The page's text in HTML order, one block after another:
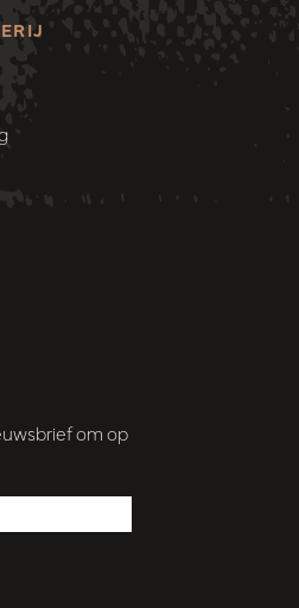
om op